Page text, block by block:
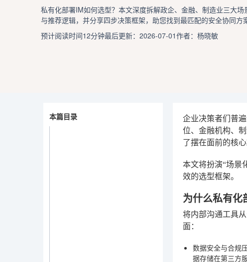
私有化部署IM如何选型？本文深度拆解政企、金融、制造业三大
与推荐逻辑，并分享四步决策框架，助您找到最匹配的安全协同方
预计阅读时间12分钟最后更新：2026-07-01作者：杨晓敏
本篇目录
企业决策者们普
位、金融机构、
了摆在面前的核心
本文将扮演“场景
效的选型框架。
为什么私有化
将内部沟通工具
面：
数据安全与合规
据存储在第三方